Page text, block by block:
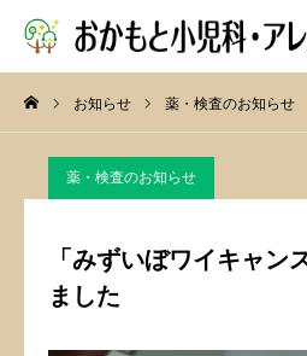
お知らせ 薬・検査のお知らせ
薬・検査のお知らせ
「みずいぼワイキャン
ました